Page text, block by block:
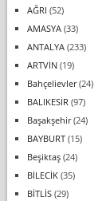
AĞRI (52)
AMASYA(33)
ANTALYA(233)
ARTVİN(19)
Bahçelievler(24)
BALIKESİR (97)
Başakşehir(24)
BAYBURT(15)
Beşiktaş(24)
BİLECİK(35)
BİTLİS(29)